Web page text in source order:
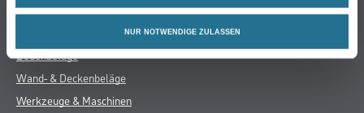
NUR NOTWENDIGE ZULASSEN
Trockenbau
Putze- und Spachtelmassen
Bodenbeläge
Wand- & Deckenbeläge
Werkzeuge & Maschinen